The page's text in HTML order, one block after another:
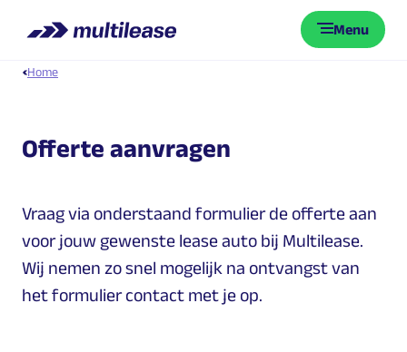
Menu
Home
Offerte aanvragen
Vraag via onderstaand formulier de offerte aan
voor jouw gewenste lease auto bij Multilease.
Wij nemen zo snel mogelijk na ontvangst van
het formulier contact met je op.